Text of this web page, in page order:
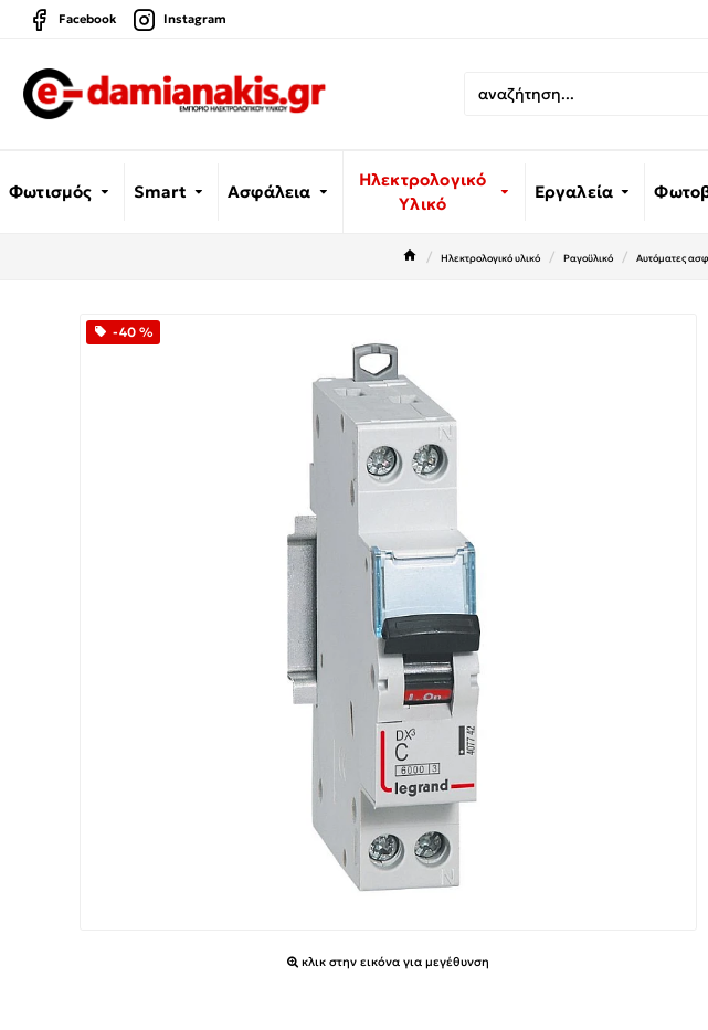
Facebook Instagram
Φωτισμός Smart Ασφάλεια
Ηλεκτρολογικό
Υλικό
Εργαλεία
Ηλεκτρολογικό υλικό Ραγοϋλικό Αυτόματες
-40 %
κλικ στην εικόνα για μεγέθυνση